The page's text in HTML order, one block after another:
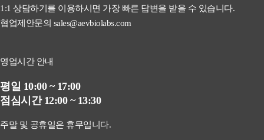
1:1 상담하기를 이용하시면 가장 빠른 답변을 받을 수 있습니다.
협업제안문의 sales@aevbiolabs.com
영업시간 안내
평일 10:00 ~ 17:00
점심시간 12:00 ~ 13:30
주말 및 공휴일은 휴무입니다.